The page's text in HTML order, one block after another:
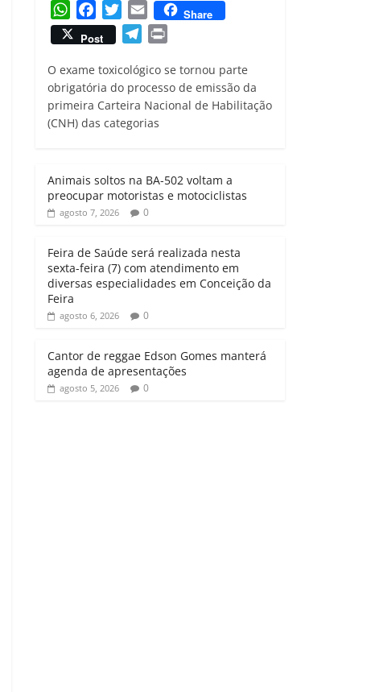
W
h
a
t
s
A
p
a
c
e
b
o
o
w
i
t
t
e
r
m
a
i
l
Share
Post
l
e
g
r
i
n
t
O exame toxicológico se tornou parte
obrigatória do processo de emissão da
primeira Carteira Nacional de Habilitação
(CNH) das categorias
Animais soltos na BA-502 voltam a
preocupar motoristas e motociclistas
agosto 7, 2026 0
Feira de Saúde será realizada nesta
sexta-feira (7) com atendimento em
diversas especialidades em Conceição da
Feira
agosto 6, 2026 0
Cantor de reggae Edson Gomes manterá
agenda de apresentações
agosto 5, 2026 0